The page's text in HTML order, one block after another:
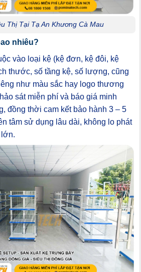
Thị Tại Tạ An Khương Cà Mau
nhiêu?
vào loại kệ (kệ đơn, kệ đôi, kệ
thước, số tầng kệ, số lượng, cũng
như màu sắc hay logo thương
sát miễn phí và báo giá minh
đồng thời cam kết bảo hành 3 – 5
tâm sử dụng lâu dài, không lo phát